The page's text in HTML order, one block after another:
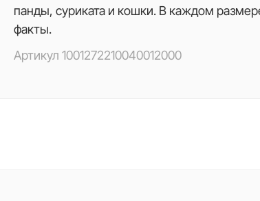
панды, суриката и кошки. В каждом
факты.
Артикул 1001272210040012000